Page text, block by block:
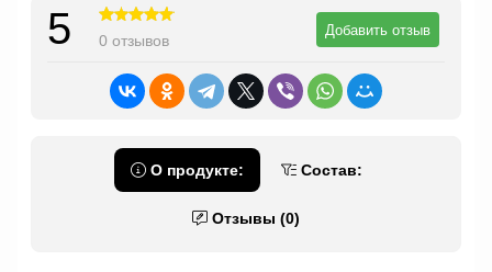
5 0 отзывов
Добавить отзыв
О продукте: Состав:
Отзывы (0)